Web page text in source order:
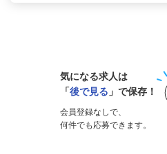
気になる求人は
「後で見る 」で保存！
会員登録なしで、
何件でも応募できます。